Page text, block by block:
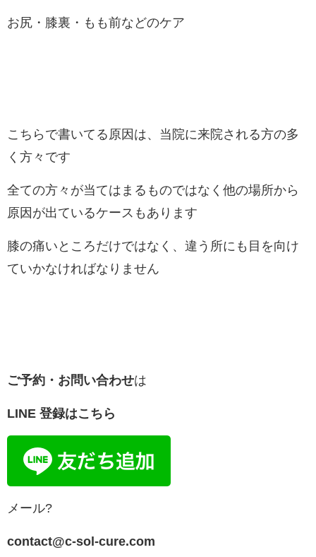
お尻・膝裏・もも前などのケア
こちらで書いてる原因は、当院に来院される方の多
く方々です
全ての方々が当てはまるものではなく他の場所から
原因が出ているケースもあります
膝の痛いところだけではなく、違う所にも目を向け
ていかなければなりません
ご予約・お問い合わせは
LINE 登録はこちら
メール?
contact@c-sol-cure.com